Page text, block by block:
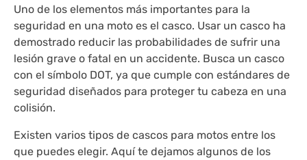
Uno de los elementos más importantes para la
seguridad en una moto es el casco. Usar un casco ha
demostrado reducir las probabilidades de sufrir una
lesión grave o fatal en un accidente. Busca un casco
con el símbolo DOT, ya que cumple con estándares de
seguridad diseñados para proteger tu cabeza en una
colisión.
Existen varios tipos de cascos para motos entre los
que puedes elegir. Aquí te dejamos algunos de los